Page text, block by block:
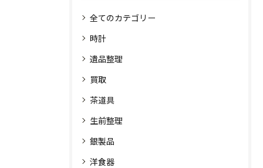
全てのカテゴリー
時計
遺品整理
買取
茶道具
生前整理
銀製品
洋食器